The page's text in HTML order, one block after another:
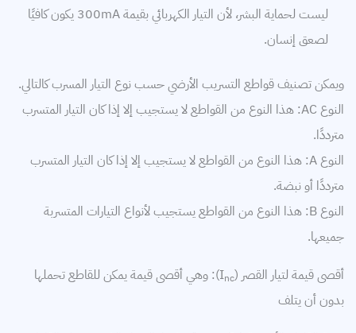
ليست لحماية البشر، لأن التيار الكهربائي بقيمة 300mA يكون كافيًا
لصعق إنسان.
ويمكن تصنيف قواطع التسريب الأرضي حسب نوع التيار المسرب كالتالي.
النوع AC: هذا النوع من القواطع لا يستجيب إلا إذا كان التيار المتسرب
مترددًا.
النوع A: هذا النوع من القواطع لا يستجيب إلا إذا كان التيار المتسرب
مترددًا أو نبضة.
النوع B: هذا النوع من القواطع يستجيب لأنواع التيارات المتسربة
جميعها.
أقصى قيمة لتيار القصر (Inc ): وهي أقصى قيمة يمكن للقاطع تحملها
بدون أن يتلف